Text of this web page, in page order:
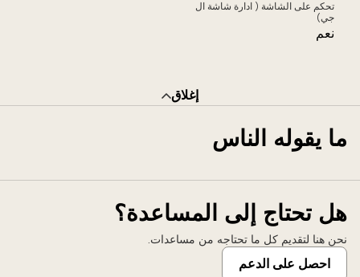
تحكم على الشاشة ( ادارة شاشة ال
جي)
نعم
إغلاق
ما يقوله الناس
هل تحتاج إلى المساعدة؟
نحن هنا لتقديم كل ما تحتاجه من مساعدات.
احصل على الدعم